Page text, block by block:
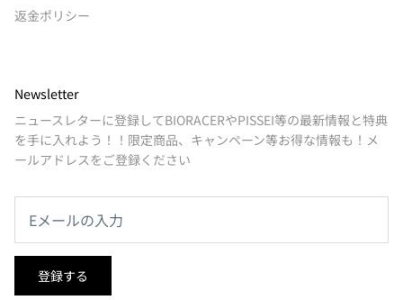
返金ポリシー
Newsletter
ニュースレターに登録してBIORACERやPISSEI等の最新情報と特典
を手に入れよう！！限定商品、キャンペーン等お得な情報も！メ
ールアドレスをご登録ください
登録する